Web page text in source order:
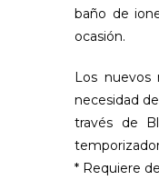
baño de
ocasión.
Los nuevos
necesidad
través de
* Requiere